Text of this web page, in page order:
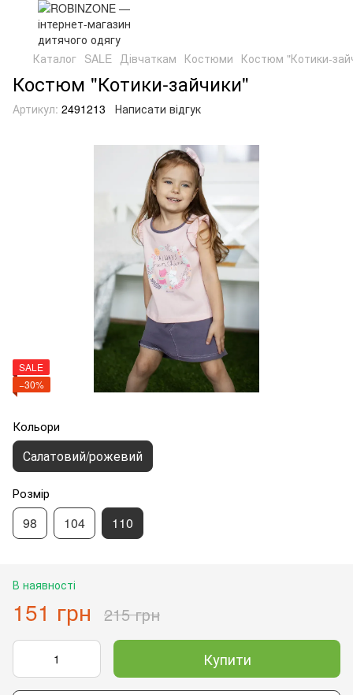
Каталог SALE Дівчаткам Костюми Костюм "Котики-
Костюм "Котики-зайчики"
Артикул: 2491213 Написати відгук
SALE
−30%
Кольори
Салатовий/рожевий
Розмір
98 104 110
В наявності
151 грн 215 грн
Купити